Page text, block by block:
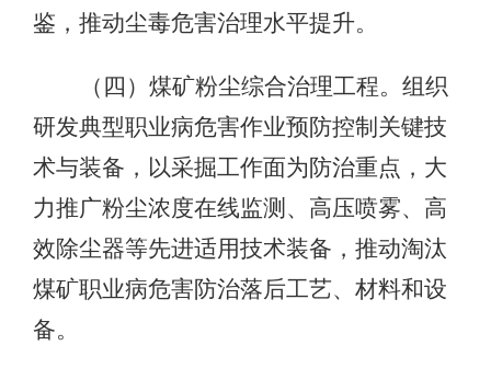
鉴，推动尘毒危害治理水平提升。
（四）煤矿粉尘综合治理工程。组织
研发典型职业病危害作业预防控制关键技
术与装备，以采掘工作面为防治重点，大
力推广粉尘浓度在线监测、高压喷雾、高
效除尘器等先进适用技术装备，推动淘汰
煤矿职业病危害防治落后工艺、材料和设
备。